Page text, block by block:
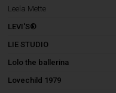
Leela Mette
LEVI'S®
LIE STUDIO
Lolo the ballerina
Lovechild 1979